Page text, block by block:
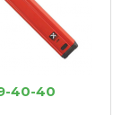
40-40